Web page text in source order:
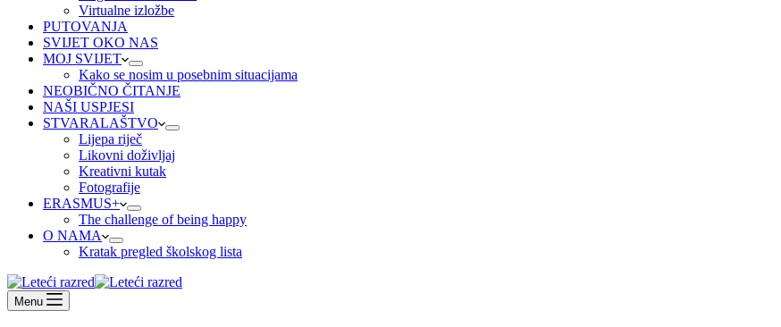
Virtualne izložbe
PUTOVANJA
SVIJET OKO NAS
MOJ SVIJET
Kako se nosim u posebnim situacijama
NEOBIČNO ČITANJE
NAŠI USPJESI
STVARALAŠTVO
Lijepa riječ
Likovni doživljaj
Kreativni kutak
Fotografije
ERASMUS+
The challenge of being happy
O NAMA
Kratak pregled školskog lista
Menu